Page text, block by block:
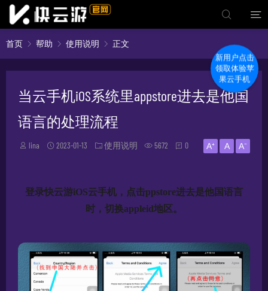
新用户点击
领取体验苹
果云手机
首页 帮助 使用说明 正文
当云手机iOS系统里appstore进去是他国
语言的处理流程
lina 2023-01-13 使用说明 5672 0 A⁺ A A⁻
登录快云游iOS云手机，点击ppstore进去是他国语言
时，切换appleid地区。